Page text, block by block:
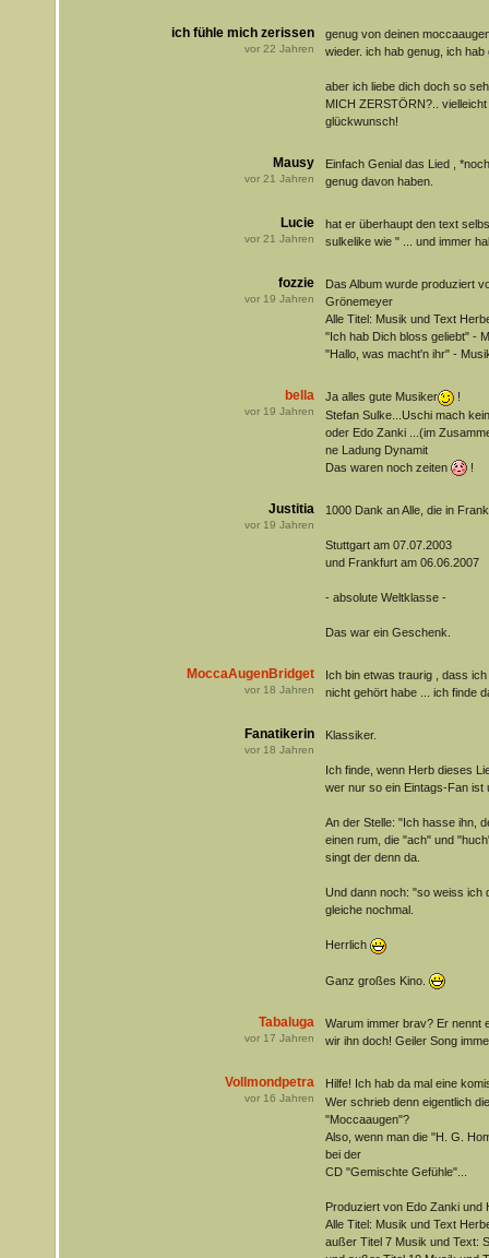
ich fühle mich zerissen
vor 22 Jahren
genug von deinen
wieder. ich hab genug, ich
aber ich liebe dich doch so
MICH ZERSTÖRN?..
glückwunsch!
Mausy
vor 21 Jahren
Einfach Genial das Lied ,
genug davon haben.
Lucie
vor 21 Jahren
hat er überhaupt den text
sulkelike wie " ... und immer
fozzie
vor 19 Jahren
Das Album wurde produziert
Grönemeyer
Alle Titel: Musik und Text
"Ich hab Dich bloss geliebt" -
"Hallo, was macht'n ihr" -
bella
vor 19 Jahren
Ja alles gute Musiker
!
Stefan Sulke...Uschi mach
oder Edo Zanki ...(im
ne Ladung Dynamit
Das waren noch zeiten
!
Justitia
vor 19 Jahren
1000 Dank an Alle, die in
Stuttgart am 07.07.2003
und Frankfurt am 06.06.2007
- absolute Weltklasse -
Das war ein Geschenk.
MoccaAugenBridget
vor 18 Jahren
Ich bin etwas traurig , dass
nicht gehört habe ... ich finde
Fanatikerin
vor 18 Jahren
Klassiker.
Ich finde, wenn Herb dieses
wer nur so ein Eintags-Fan ist
An der Stelle: "Ich hasse ihn,
einen rum, die "ach" und
singt der denn da.
Und dann noch: "so weiss ich
gleiche nochmal.
Herrlich
Ganz großes Kino.
Tabaluga
vor 17 Jahren
Warum immer brav? Er nennt
wir ihn doch! Geiler Song
Vollmondpetra
vor 16 Jahren
Hilfe! Ich hab da mal eine
Wer schrieb denn eigentlich
"Moccaaugen"?
Also, wenn man die "H. G.
bei der
CD "Gemischte Gefühle"...
Produziert von Edo Zanki und
Alle Titel: Musik und Text
außer Titel 7 Musik und Text: